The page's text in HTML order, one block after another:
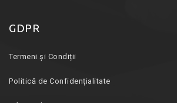
GDPR
Termeni și Condiții
Politică de Confidențialitate